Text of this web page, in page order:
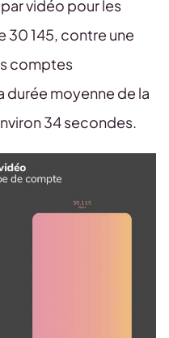
vidéo pour les
30 145, contre une
comptes
durée moyenne de la
34 secondes.